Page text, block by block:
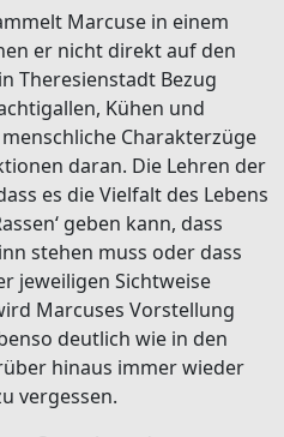
Marcuse in einem
er nicht direkt auf den
Theresienstadt Bezug
Kühen und
Charakterzüge
daran. Die Lehren der
es die Vielfalt des Lebens
geben kann, dass
stehen muss oder dass
jeweiligen Sichtweise
Marcuses Vorstellung
deutlich wie in den
hinaus immer wieder
vergessen.